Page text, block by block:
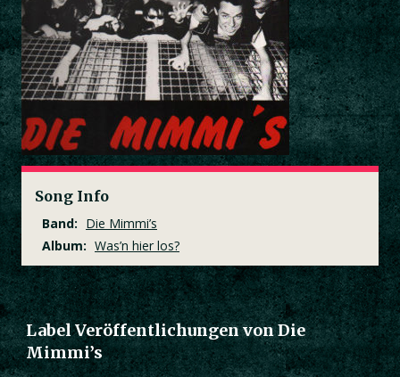
Song Info
Band: Die Mimmi’s
Album: Was’n hier los?
Label Veröffentlichungen von Die
Mimmi’s